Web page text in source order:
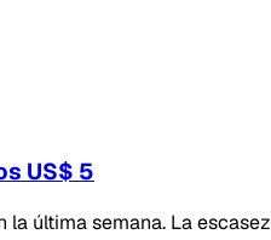
US$ 5
última semana. La